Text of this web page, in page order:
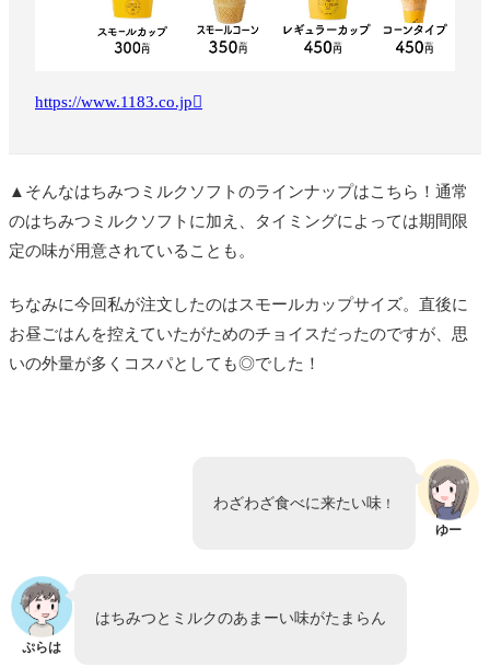
https://www.1183.co.jp
▲そんなはちみつミルクソフトのラインナップはこちら！通常
のはちみつミルクソフトに加え、タイミングによっては期間限
定の味が用意されていることも。
ちなみに今回私が注文したのはスモールカップサイズ。直後に
お昼ごはんを控えていたがためのチョイスだったのですが、思
いの外量が多くコスパとしても◎でした！
ゆー
わざわざ食べに来たい味 ！
ぷらは
はちみつとミルクのあまーい味がたまらん